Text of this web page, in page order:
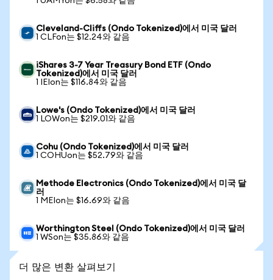
Cleveland-Cliffs (Ondo Tokenized)에서 미국 달러
1 CLFon는 $12.24와 같음
iShares 3-7 Year Treasury Bond ETF (Ondo
Tokenized)에서 미국 달러
1 IEIon는 $116.84와 같음
Lowe's (Ondo Tokenized)에서 미국 달러
1 LOWon는 $219.01와 같음
Cohu (Ondo Tokenized)에서 미국 달러
1 COHUon는 $52.79와 같음
Methode Electronics (Ondo Tokenized)에서 미국 달
러
1 MEIon는 $16.69와 같음
Worthington Steel (Ondo Tokenized)에서 미국 달러
1 WSon는 $35.86와 같음
더 많은 변환 살펴보기